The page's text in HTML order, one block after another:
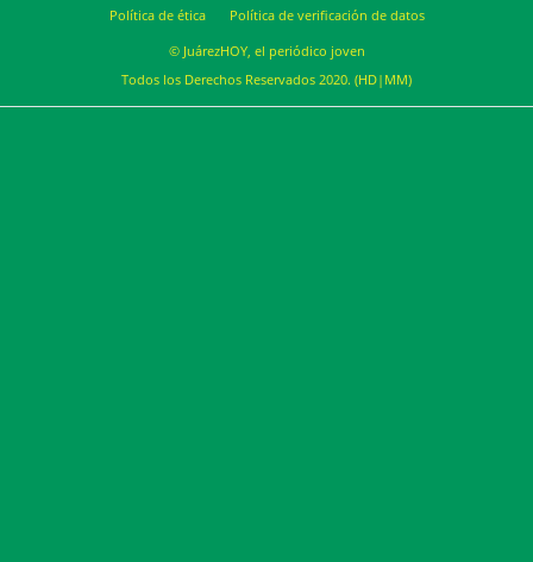
Política de ética
Política de verificación de datos
© JuárezHOY, el periódico joven
Todos los Derechos Reservados 2020. (HD|MM)